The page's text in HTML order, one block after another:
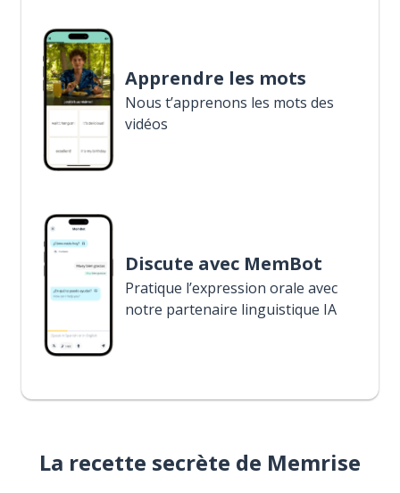
Apprendre les mots
Nous t’apprenons les mots des
vidéos
Discute avec MemBot
Pratique l’expression orale avec
notre partenaire linguistique IA
La recette secrète de Memrise